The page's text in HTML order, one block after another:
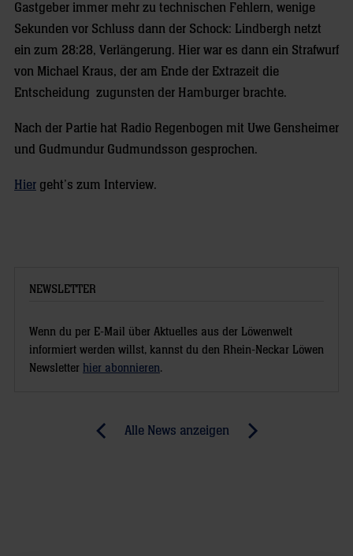
Gastgeber immer mehr zu technischen Fehlern, wenige
Sekunden vor Schluss dann der Schock: Lindbergh netzt
ein zum 28:28, Verlängerung. Hier war es dann ein Strafwurf
von Michael Kraus, der am Ende der Extrazeit die
Entscheidung zugunsten der Hamburger brachte.
Nach der Partie hat Radio Regenbogen mit Uwe Gensheimer
und Gudmundur Gudmundsson gesprochen.
Hier geht’s zum Interview.
NEWSLETTER
Wenn du per E-Mail über Aktuelles aus der Löwenwelt
informiert werden willst, kannst du den Rhein-Neckar Löwen
Newsletter hier abonnieren.
Alle News anzeigen